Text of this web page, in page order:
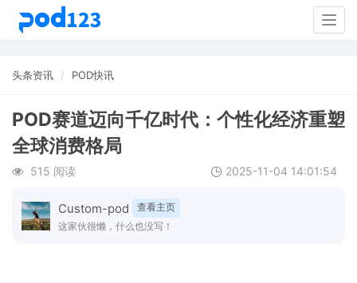
头条资讯 POD快讯
POD赛道迈向千亿时代：个性化经济重塑
全球消费格局
515 阅读 2025-11-04 14:01:54
Custom-pod
查看主页
这家伙很懒，什么也没写！